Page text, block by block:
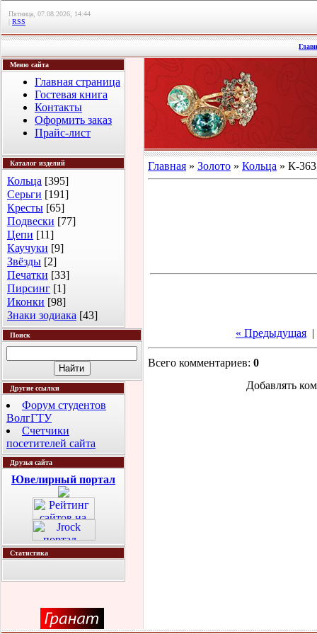
Пятница, 07.08.2026, 14:44
| RSS
Меню сайта
Главная страница
Гостевая книга
Контакты
Оформить заказ
Прайс-лист
Каталог изделий
Кольца [395]
Серьги [191]
Кресты [65]
Подвески [77]
Цепи [11]
Каучуки [9]
Звёзды [2]
Печатки [33]
Пирсинг [1]
Иконки [98]
Знаки зодиака [43]
Поиск
Другие ссылки
Форум студентов
ВолгГТУ
Счетчики
посетителей сайта
Друзья сайта
Ювелирный портал
Статистика
Главная » Золото » Кольца » К-
« Предыдущая |
Всего комментариев: 0
Добавлять